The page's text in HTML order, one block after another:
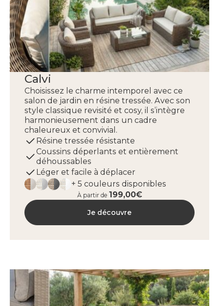
Calvi
Choisissez le charme intemporel avec ce
salon de jardin en résine tressée. Avec son
style classique revisité et cosy, il s’intègre
harmonieusement dans un cadre
chaleureux et convivial.
Résine tressée résistante
Coussins déperlants et entièrement
déhoussables
Léger et facile à déplacer
+ 5 couleurs disponibles
À partir de 199,00€
Je découvre